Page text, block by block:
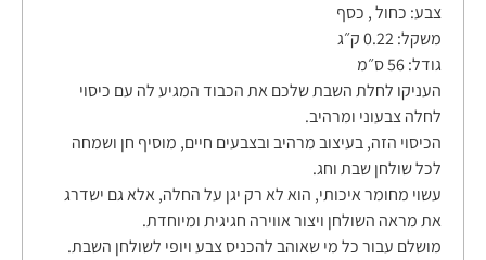
צבע: כחול , כסף
משקל:0.22 ק״ג
גודל:56 ס״מ
העניקו לחלת השבת שלכם את הכבוד המגיע לה עם כיסוי
לחלה צבעוני ומרהיב.
הכיסוי הזה, בעיצוב מרהיב ובצבעים חיים, מוסיף חן ושמחה
לכל שולחן שבת וחג.
עשוי מחומר איכותי, הוא לא רק יגן על החלה, אלא גם ישדרג
את מראה השולחן ויצור אווירה חגיגית ומיוחדת.
מושלם עבור כל מי שאוהב להכניס צבע ויופי לשולחן השבת.